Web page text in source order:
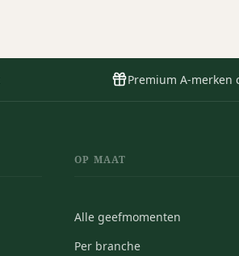
Premium A-merken
OP MAAT
Alle geefmomenten
Per branche